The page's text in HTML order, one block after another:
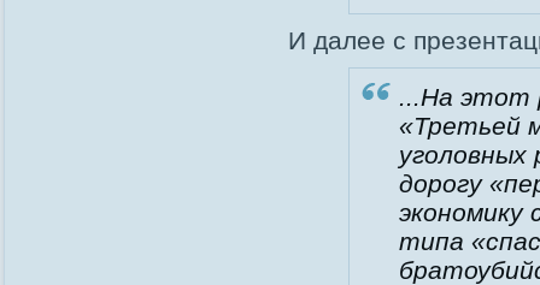
И далее с
...На этот
«Третьей
уголовных
дорогу
экономику
типа